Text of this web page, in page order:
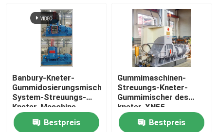
Mischende Mühlgummimaschine
Gummipulver-Fertigungsstraße
Gummiknetermaschine
Gummi-Banbury-Mischer
Banbury-Kneter-
Gummidosierungsmischendes
System-Streuungs-
Kneter-Maschine
Bestpreis
Gummimaschinen-
Streuungs-Kneter-
Gummimischer des
kneter-XN55
Bestpreis